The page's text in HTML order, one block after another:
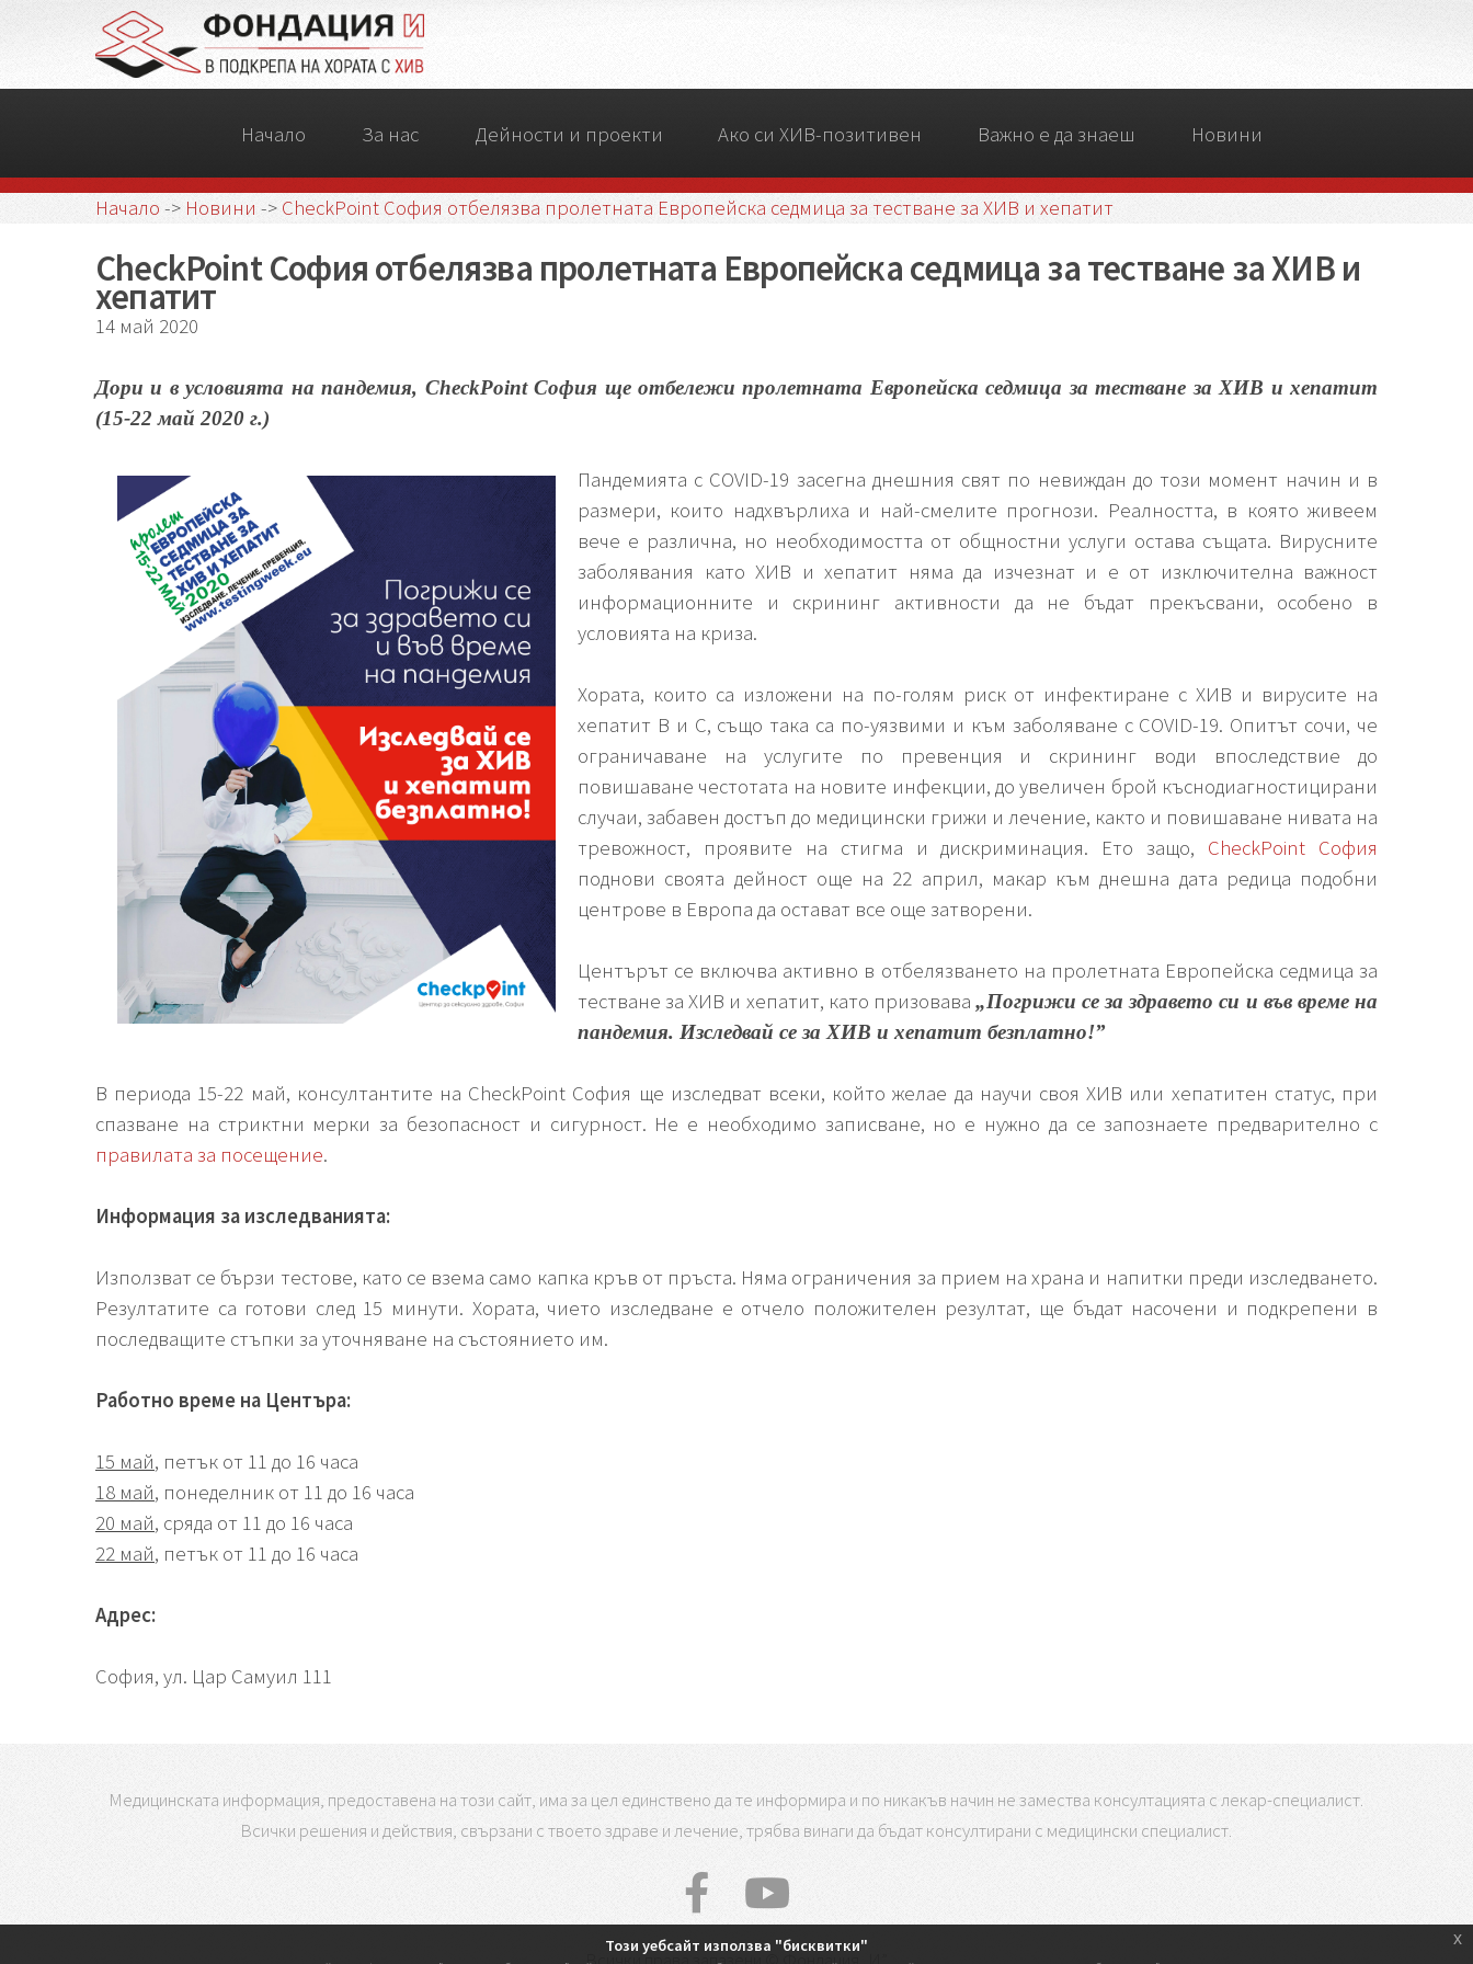
Начало За нас Дейности и проекти Ако си ХИВ-позитивен Важно е да знаеш Новини
Начало -> Новини -> CheckPoint София отбелязва пролетната Европейска седмица за тестване за ХИВ и хепатит
CheckPoint София отбелязва пролетната Европейска седмица за тестване за ХИВ и
хепатит
14 май 2020
Дори и в условията на пандемия, CheckPoint София ще отбележи пролетната Европейска седмица за тестване за ХИВ и хепатит
(15-22 май 2020 г.)
Пандемията с COVID-19 засегна днешния свят по невиждан до този момент начин и в
размери, които надхвърлиха и най-смелите прогнози. Реалността, в която живеем
вече е различна, но необходимостта от общностни услуги остава същата. Вирусните
заболявания като ХИВ и хепатит няма да изчезнат и е от изключителна важност
информационните и скрининг активности да не бъдат прекъсвани, особено в
условията на криза.
Хората, които са изложени на по-голям риск от инфектиране с ХИВ и вирусите на
хепатит В и С, също така са по-уязвими и към заболяване с COVID-19. Опитът сочи, че
ограничаване на услугите по превенция и скрининг води впоследствие до
повишаване честотата на новите инфекции, до увеличен брой къснодиагностицирани
случаи, забавен достъп до медицински грижи и лечение, както и повишаване нивата на
тревожност, проявите на стигма и дискриминация. Ето защо, CheckPoint София
поднови своята дейност още на 22 април, макар към днешна дата редица подобни
центрове в Европа да остават все още затворени.
Центърът се включва активно в отбелязването на пролетната Европейска седмица за
тестване за ХИВ и хепатит, като призовава „Погрижи се за здравето си и във време на
пандемия. Изследвай се за ХИВ и хепатит безплатно!”
В периода 15-22 май, консултантите на CheckPoint София ще изследват всеки, който желае да научи своя ХИВ или хепатитен статус, при
спазване на стриктни мерки за безопасност и сигурност. Не е необходимо записване, но е нужно да се запознаете предварително с
правилата за посещение.
Информация за изследванията:
Използват се бързи тестове, като се взема само капка кръв от пръста. Няма ограничения за прием на храна и напитки преди изследването.
Резултатите са готови след 15 минути. Хората, чието изследване е отчело положителен резултат, ще бъдат насочени и подкрепени в
последващите стъпки за уточняване на състоянието им.
Работно време на Центъра:
15 май, петък от 11 до 16 часа
18 май, понеделник от 11 до 16 часа
20 май, сряда от 11 до 16 часа
22 май, петък от 11 до 16 часа
Адрес:
София, ул. Цар Самуил 111
Медицинската информация, предоставена на този сайт, има за цел единствено да те информира и по никакъв начин не замества консултацията с лекар-специалист.
Всички решения и действия, свързани с твоето здраве и лечение, трябва винаги да бъдат консултирани с медицински специалист.
Този уебсайт използва "бисквитки" x